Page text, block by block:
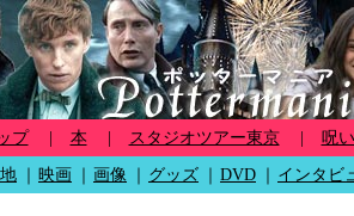
プ 本 スタジオツアー東京 呪
映画 画像 グッズ DVD インタビ